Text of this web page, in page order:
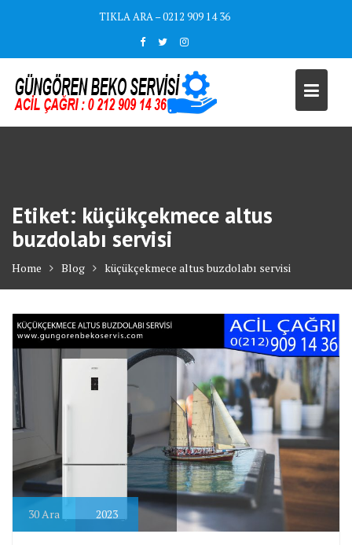
TIKLA ARA – 0212 909 14 36
Etiket: küçükçekmece altus
buzdolabı servisi
Home Blog küçükçekmece altus buzdolabı servisi
30Ara 2023